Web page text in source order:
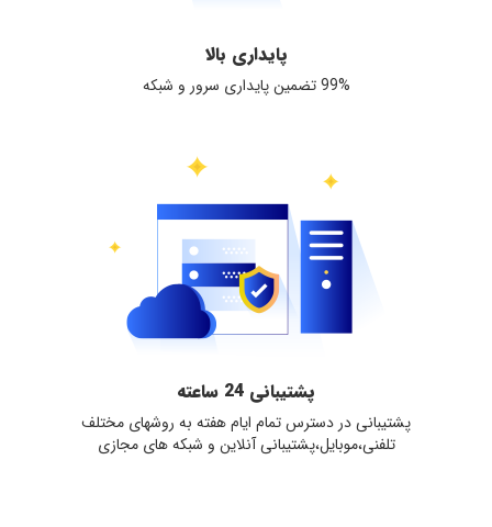
پایداری بالا
99% تضمین پایداری سرور و شبکه
پشتیبانی 24 ساعته
پشتیبانی در دسترس تمام ایام هفته به روشهای مختلف
تلفنی،موبایل،پشتیبانی آنلاین و شبکه های مجازی